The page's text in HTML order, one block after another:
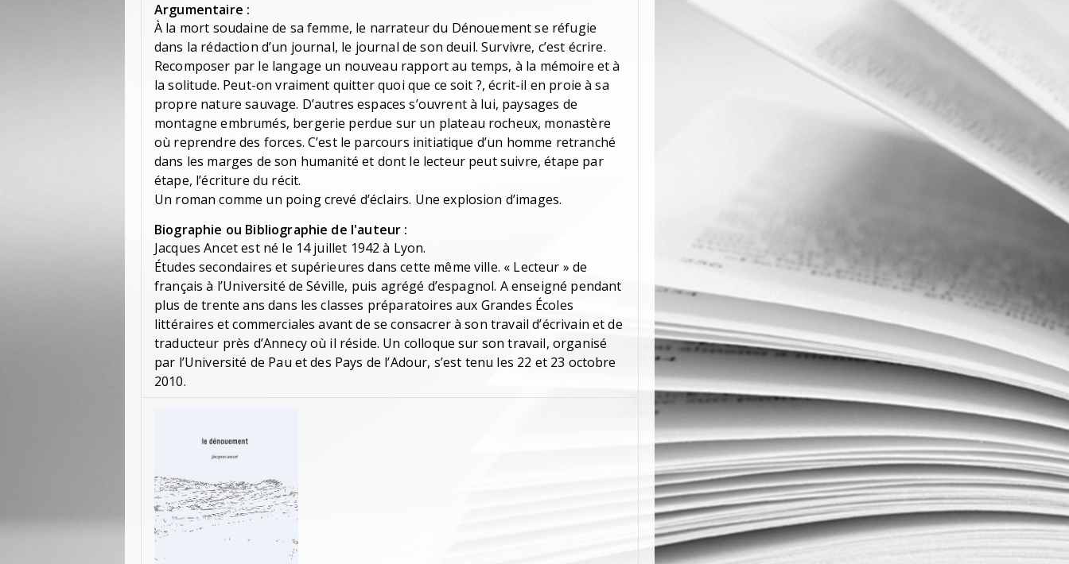
Argumentaire :
À la mort soudaine de sa femme, le narrateur du Dénouement se réfugie
dans la rédaction d’un journal, le journal de son deuil. Survivre, c’est écrire.
Recomposer par le langage un nouveau rapport au temps, à la mémoire et à
la solitude. Peut-on vraiment quitter quoi que ce soit ?, écrit-il en proie à sa
propre nature sauvage. D’autres espaces s’ouvrent à lui, paysages de
montagne embrumés, bergerie perdue sur un plateau rocheux, monastère
où reprendre des forces. C’est le parcours initiatique d’un homme retranché
dans les marges de son humanité et dont le lecteur peut suivre, étape par
étape, l’écriture du récit.
Un roman comme un poing crevé d’éclairs. Une explosion d’images.
Biographie ou Bibliographie de l'auteur :
Jacques Ancet est né le 14 juillet 1942 à Lyon.
Études secondaires et supérieures dans cette même ville. « Lecteur » de
français à l’Université de Séville, puis agrégé d’espagnol. A enseigné pendant
plus de trente ans dans les classes préparatoires aux Grandes Écoles
littéraires et commerciales avant de se consacrer à son travail d’écrivain et de
traducteur près d’Annecy où il réside. Un colloque sur son travail, organisé
par l’Université de Pau et des Pays de l’Adour, s’est tenu les 22 et 23 octobre
2010.